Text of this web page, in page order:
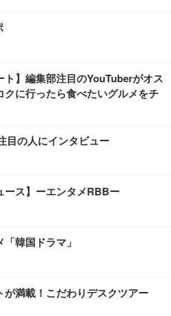
ト】編集部注目のYouTuberがオス
クに行ったら食べたいグルメをチ
目の人にインタビュー
ース】ーエンタメRBBー
韓国ドラマ」
が満載！こだわりデスクツアー